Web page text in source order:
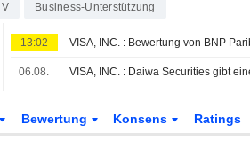
V Business-Unterstützung
13:02
06.08.
Bewertung Konsens Ratings